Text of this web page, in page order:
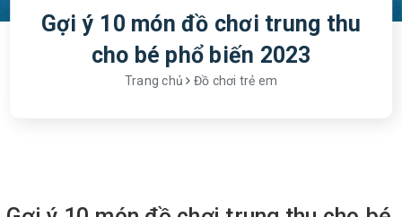
Gợi ý 10 món đồ chơi trung thu
cho bé phổ biến 2023
Trang chủ Đồ chơi trẻ em